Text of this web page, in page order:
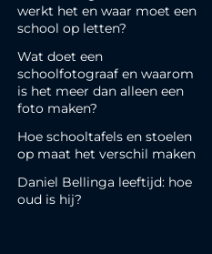
werkt het en waar moet een
school op letten?
Wat doet een
schoolfotograaf en waarom
is het meer dan alleen een
foto maken?
Hoe schooltafels en stoelen
op maat het verschil maken
Daniel Bellinga leeftijd: hoe
oud is hij?